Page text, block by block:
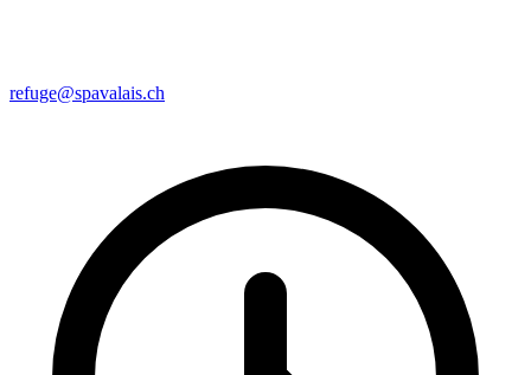
refuge@spavalais.ch